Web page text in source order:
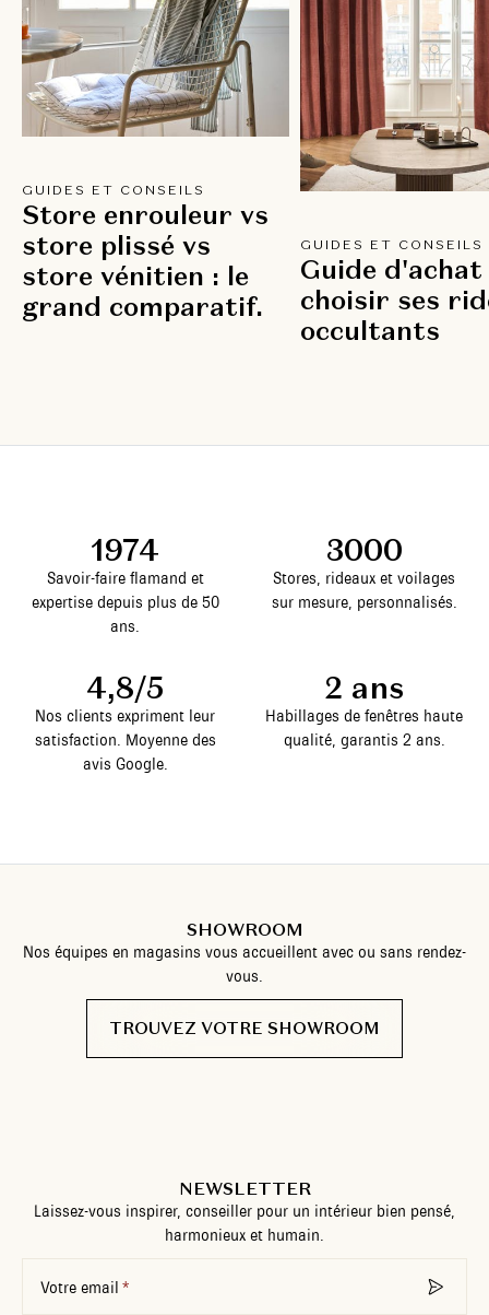
GUIDES ET CONSEILS
Store enrouleur vs
store plissé vs
store vénitien : le
grand comparatif.
GUIDES ET CONSEILS
Guide d'achat
choisir ses
occultants
1974
Savoir-faire flamand et
expertise depuis plus de 50
ans.
3000
Stores, rideaux et voilages
sur mesure, personnalisés.
4,8/5
Nos clients expriment leur
satisfaction. Moyenne des
avis Google.
2 ans
Habillages de fenêtres haute
qualité, garantis 2 ans.
SHOWROOM
Nos équipes en magasins vous accueillent avec ou sans rendez-
vous.
TROUVEZ VOTRE SHOWROOM
NEWSLETTER
Laissez-vous inspirer, conseiller pour un intérieur bien pensé,
harmonieux et humain.
Votre email